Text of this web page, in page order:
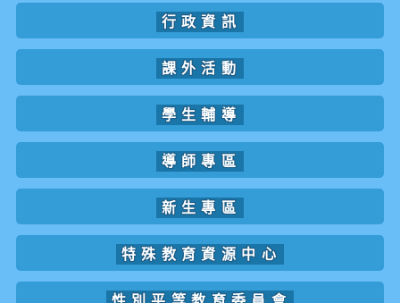
行政資訊
課外活動
學生輔導
導師專區
新生專區
特殊教育資源中心